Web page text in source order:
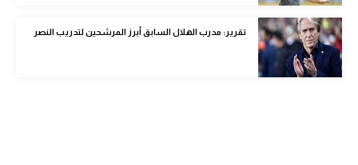
كرة السلة الأمريكية
كرة سلة
تقرير: مدرب الهلال السابق أبرز المرشحين لتدريب النصر